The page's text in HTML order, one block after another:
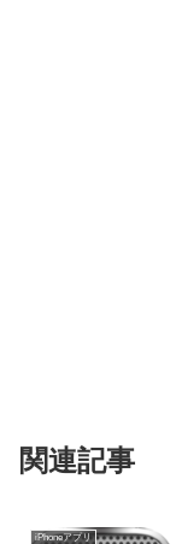
関連記事
iPhoneアプリ